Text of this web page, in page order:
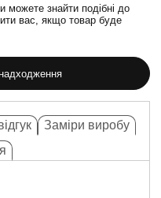
можете знайти подібні до
вас, якщо товар буде
Заміри виробу